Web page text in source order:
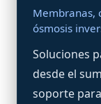
Membranas,
ósmosis
Soluciones
desde el
soporte